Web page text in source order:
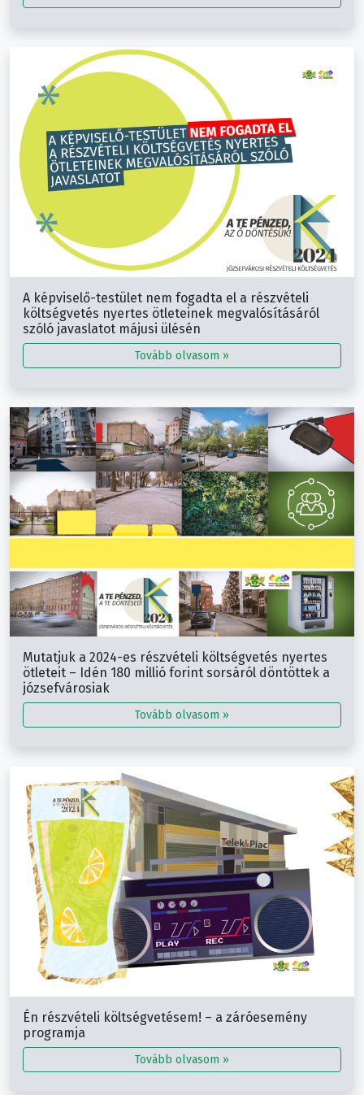
A képviselő-testület nem fogadta el a részvételi
költségvetés nyertes ötleteinek megvalósításáról
szóló javaslatot májusi ülésén
Tovább olvasom »
Mutatjuk a 2024-es részvételi költségvetés nyertes
ötleteit – Idén 180 millió forint sorsáról döntöttek a
józsefvárosiak
Tovább olvasom »
Én részvételi költségvetésem! – a záróesemény
programja
Tovább olvasom »